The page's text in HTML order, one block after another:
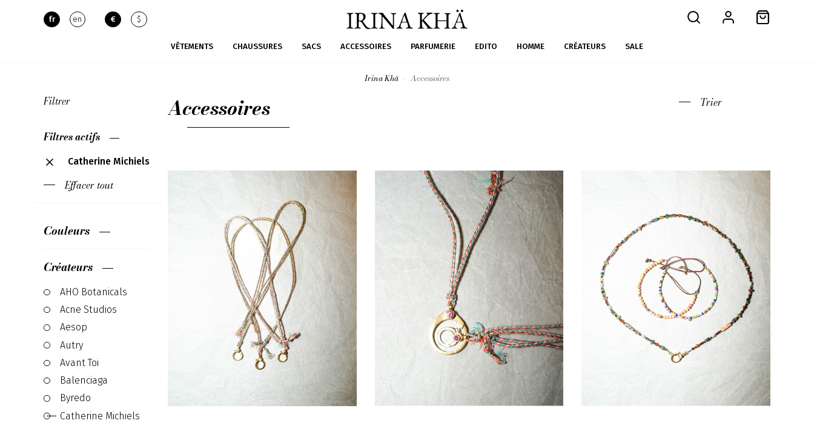
fr en € $
VÊTEMENTS CHAUSSURES SACS ACCESSOIRES PARFUMERIE EDITO HOMME CRÉATEURS SALE
Irina Khä Accessoires
Filtrer
Filtres actifs
Catherine Michiels
Effacer tout
Couleurs
Créateurs
AHO Botanicals
Acne Studios
Aesop
Autry
Avant Toi
Balenciaga
Byredo
Catherine Michiels
Accessoires